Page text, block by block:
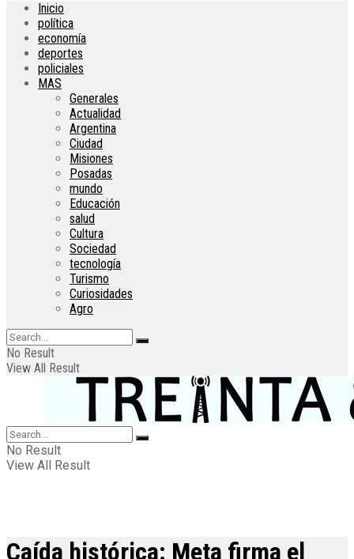
Inicio
política
economía
deportes
policiales
MAS
Generales
Actualidad
Argentina
Ciudad
Misiones
Posadas
mundo
Educación
salud
Cultura
Sociedad
tecnología
Turismo
Curiosidades
Agro
No Result
View All Result
No Result
View All Result
Caída histórica: Meta firma el